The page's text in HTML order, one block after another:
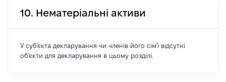
10. Нематеріальні активи
У суб'єкта декларування чи членів його сім'ї відсутні
об'єкти для декларування в цьому розділі.